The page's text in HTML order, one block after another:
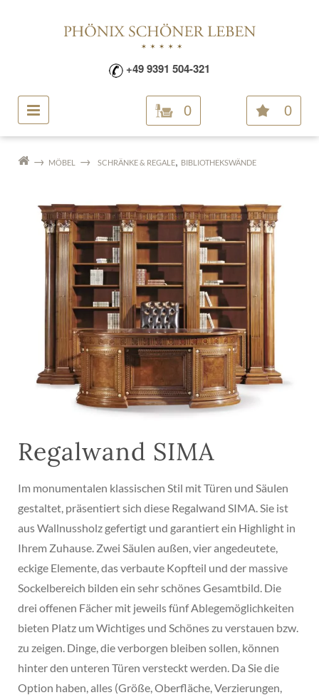
+49 9391 504-321
0 0
MÖBEL SCHRÄNKE & REGALE, BIBLIOTHEKSWÄNDE
Regalwand SIMA
Im monumentalen klassischen Stil mit Türen und Säulen
gestaltet, präsentiert sich diese Regalwand SIMA. Sie ist
aus Wallnussholz gefertigt und garantiert ein Highlight in
Ihrem Zuhause. Zwei Säulen außen, vier angedeutete,
eckige Elemente, das verbaute Kopfteil und der massive
Sockelbereich bilden ein sehr schönes Gesamtbild. Die
drei offenen Fächer mit jeweils fünf Ablegemöglichkeiten
bieten Platz um Wichtiges und Schönes zu verstauen bzw.
zu zeigen. Dinge, die verborgen bleiben sollen, können
hinter den unteren Türen versteckt werden. Da Sie die
Option haben, alles (Größe, Oberfläche, Verzierungen,